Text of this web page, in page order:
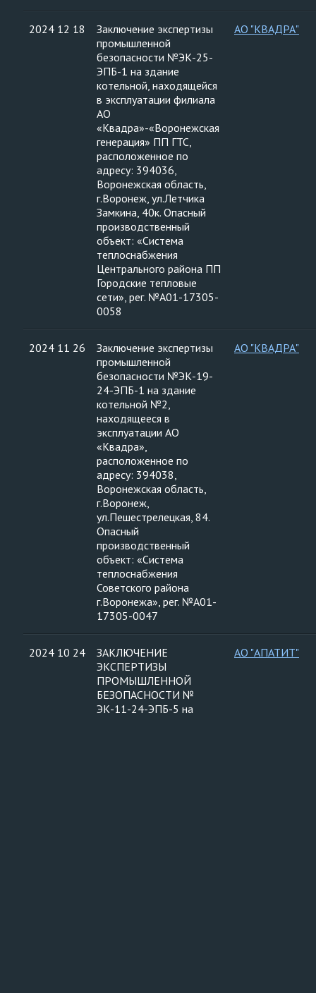
2024 12 18
Заключение экспертизы
промышленной
безопасности №ЭК-25-
ЭПБ-1 на здание
котельной, находящейся
в эксплуатации филиала
АО
«Квадра»-«Воронежская
генерация» ПП ГТС,
расположенное по
адресу: 394036,
Воронежская область,
г.Воронеж, ул.Летчика
Замкина, 40к. Опасный
производственный
объект: «Система
теплоснабжения
Центрального района ПП
Городские тепловые
сети», рег. №А01-17305-
0058
АО "КВАДРА"
2024 11 26
Заключение экспертизы
промышленной
безопасности №ЭК-19-
24-ЭПБ-1 на здание
котельной №2,
находящееся в
эксплуатации АО
«Квадра»,
расположенное по
адресу: 394038,
Воронежская область,
г.Воронеж,
ул.Пешестрелецкая, 84.
Опасный
производственный
объект: «Система
теплоснабжения
Советского района
г.Воронежа», рег. №А01-
17305-0047
АО "КВАДРА"
2024 10 24
ЗАКЛЮЧЕНИЕ
ЭКСПЕРТИЗЫ
ПРОМЫШЛЕННОЙ
БЕЗОПАСНОСТИ №
ЭК-11-24-ЭПБ-5 на
АО "АПАТИТ"